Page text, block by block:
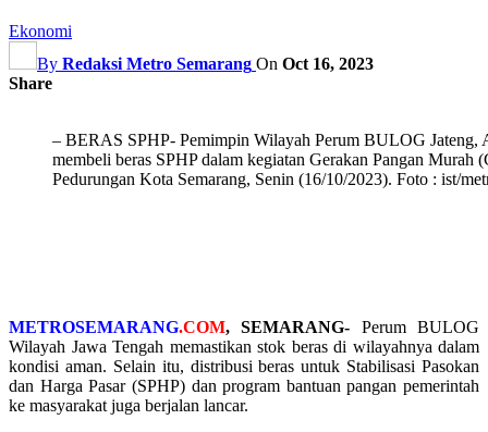
Ekonomi
By Redaksi Metro Semarang On Oct 16, 2023
Share
– BERAS SPHP- Pemimpin Wilayah Perum BULOG Jateng,
membeli beras SPHP dalam kegiatan Gerakan Pangan
Pedurungan Kota Semarang, Senin (16/10/2023). Foto : ist/
METROSEMARANG.COM, SEMARANG- Perum BULOG
Wilayah Jawa Tengah memastikan stok beras di wilayahnya dalam
kondisi aman. Selain itu, distribusi beras untuk Stabilisasi Pasokan
dan Harga Pasar (SPHP) dan program bantuan pangan pemerintah
ke masyarakat juga berjalan lancar.